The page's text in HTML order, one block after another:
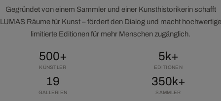
Gegründet von einem Sammler und einer Kunsthistorikerin schafft
LUMAS Räume für Kunst – fördert den Dialog und macht hochwertige
limitierte Editionen für mehr Menschen zugänglich.
500+
KÜNSTLER
5k+
EDITIONEN
19
GALLERIEN
350k+
SAMMLER